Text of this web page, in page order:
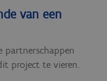
van een
partnerschappen
project te vieren.